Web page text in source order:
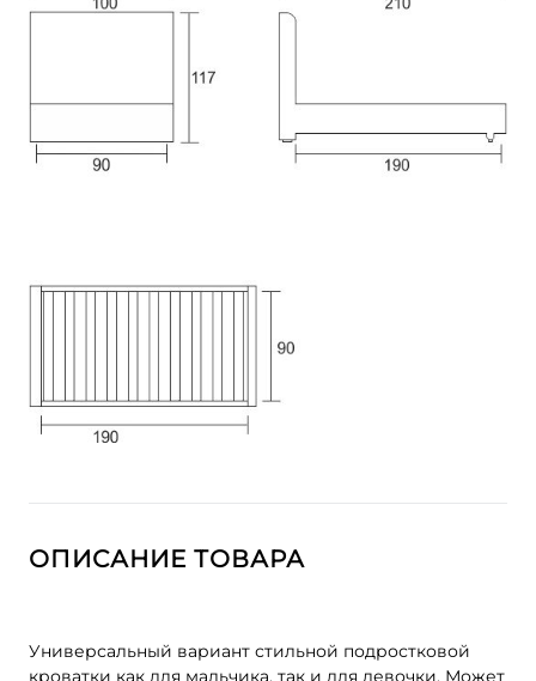
ОПИСАНИЕ ТОВАРА
Универсальный вариант стильной подростковой
кроватки как для мальчика, так и для девочки. Может